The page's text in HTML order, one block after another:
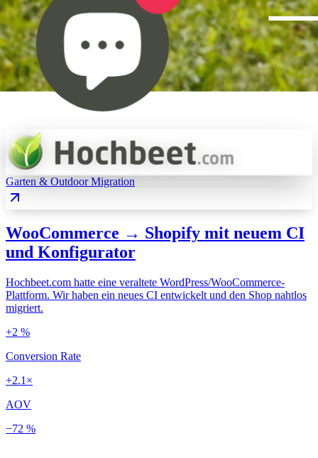
Garten & Outdoor Migration
WooCommerce → Shopify mit neuem CI
und Konfigurator
Hochbeet.com hatte eine veraltete WordPress/WooCommerce-
Plattform. Wir haben ein neues CI entwickelt und den Shop nahtlos
migriert.
+2 %
Conversion Rate
+2.1×
AOV
−72 %